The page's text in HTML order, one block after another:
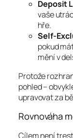
Deposit
vaše
hře.
pokud
mění v
Protože
pohled –
upravovat za
Rovnováha
Cílem není